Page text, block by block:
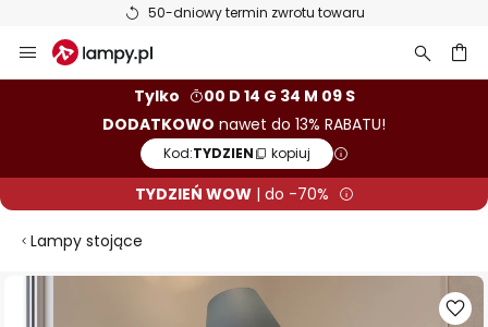
50-dniowy termin zwrotu towaru
Przejdź
do
Tylko
00 D 14 G 34 M 09 S
DODATKOWO nawet do 13% RABATU!
Kod:TYDZIEN kopiuj
TYDZIEŃ WOW| do -70%
Lampy stojące